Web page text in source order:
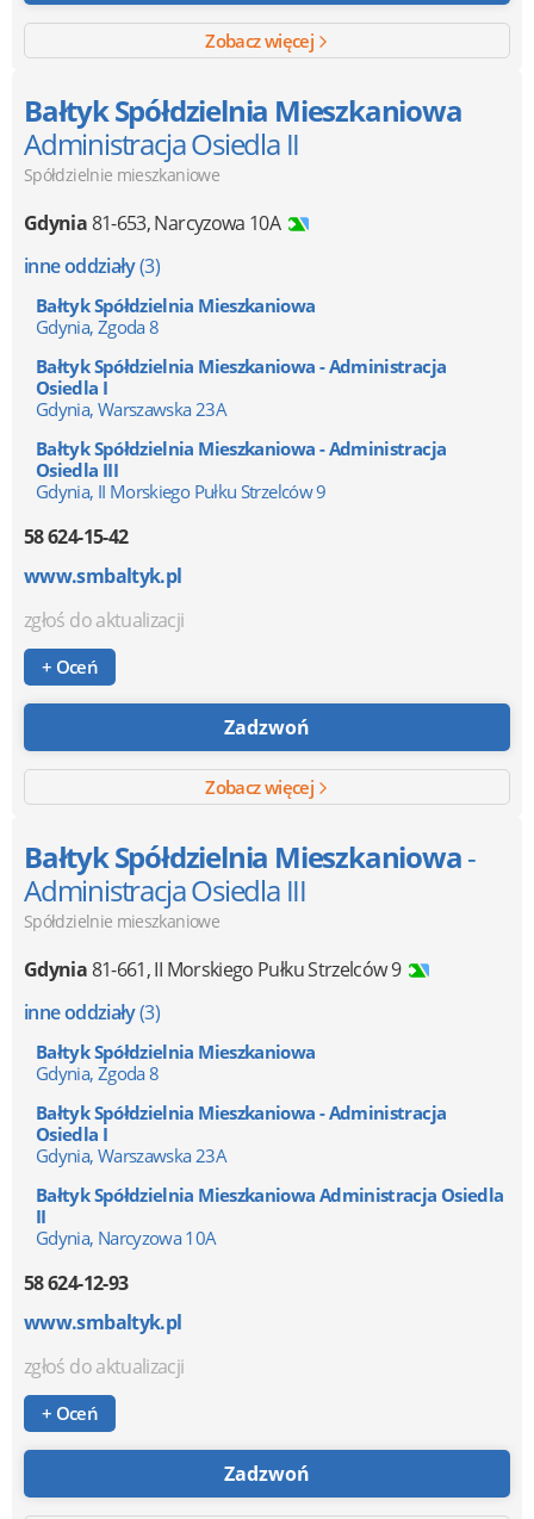
Zobacz więcej
Bałtyk Spółdzielnia Mieszkaniowa
Administracja Osiedla II
Spółdzielnie mieszkaniowe
Gdynia81-653,Narcyzowa 10A
inne oddziały(3)
Bałtyk Spółdzielnia Mieszkaniowa
Gdynia, Zgoda 8
Bałtyk Spółdzielnia Mieszkaniowa - Administracja
Osiedla I
Gdynia, Warszawska 23A
Bałtyk Spółdzielnia Mieszkaniowa - Administracja
Osiedla III
Gdynia, II Morskiego Pułku Strzelców 9
58 624-15-42
www.smbaltyk.pl
zgłoś do aktualizacji
+ Oceń
Zadzwoń
Zobacz więcej
Bałtyk Spółdzielnia Mieszkaniowa-
Administracja Osiedla III
Spółdzielnie mieszkaniowe
Gdynia81-661,II Morskiego Pułku Strzelców 9
inne oddziały(3)
Bałtyk Spółdzielnia Mieszkaniowa
Gdynia, Zgoda 8
Bałtyk Spółdzielnia Mieszkaniowa - Administracja
Osiedla I
Gdynia, Warszawska 23A
Bałtyk Spółdzielnia Mieszkaniowa Administracja Osiedla
II
Gdynia, Narcyzowa 10A
58 624-12-93
www.smbaltyk.pl
zgłoś do aktualizacji
+ Oceń
Zadzwoń